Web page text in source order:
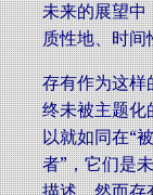
未来的展望中
质性地、时间
存有作为这样
终未被主题化
以就如同在“
者”，它们是